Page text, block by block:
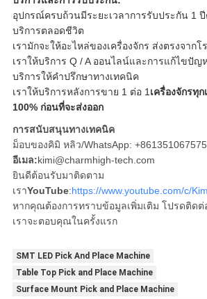
อุปกรณ์ครบถ้วนมีระยะเวลาการรับประกัน 1
บริการตลอดชีวิต
เรามักจะให้อะไหล่ของเครื่องจักร ส่งตรงจาก
เราให้บริการ Q / A ออนไลน์และการแก้ไขปั
บริการให้คําปรึกษาทางเทคนิค
เราให้บริการหลังการขาย 1 ต่อ 1เครื่องจักรทุ
100% ก่อนที่จะส่งออก
การสนับสนุนทางเทคนิค
ม็อบของคิมิ หลิว/WhatsApp:
อีเมล:kimi@charmhigh-tech.com
ยินดีต้อนรับมาติดตาม
เราYouTube:https://www.youtube.com/c/
หากคุณต้องการทราบข้อมูลเพิ่มเติม โปรดติดต่
เราจะตอบคุณในครั้งแรก
SMT LED Pick And Place Machine
Table Top Pick and Place Machine
Surface Mount Pick and Place Machine